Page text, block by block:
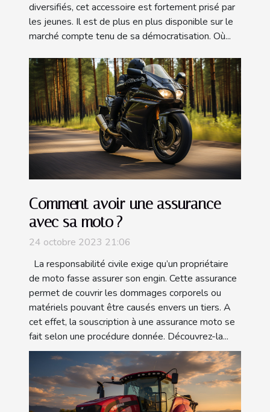
diversifiés, cet accessoire est fortement prisé par
les jeunes. Il est de plus en plus disponible sur le
marché compte tenu de sa démocratisation. Où...
Comment avoir une assurance
avec sa moto ?
24 octobre 2023 21:06
La responsabilité civile exige qu’un propriétaire
de moto fasse assurer son engin. Cette assurance
permet de couvrir les dommages corporels ou
matériels pouvant être causés envers un tiers. A
cet effet, la souscription à une assurance moto se
fait selon une procédure donnée. Découvrez-la...